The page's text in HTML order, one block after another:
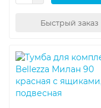
Быстрый заказ